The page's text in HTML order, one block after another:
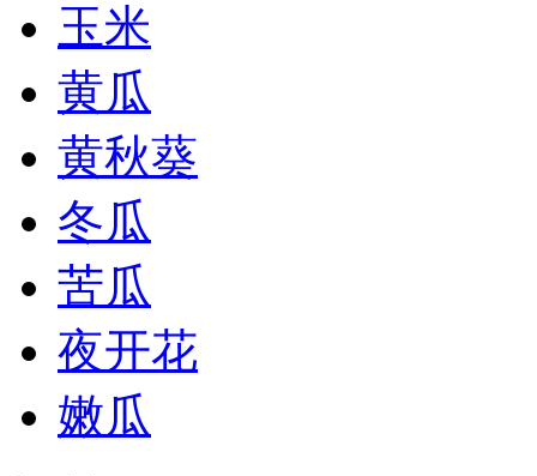
玉米
黄瓜
黄秋葵
冬瓜
苦瓜
夜开花
嫩瓜